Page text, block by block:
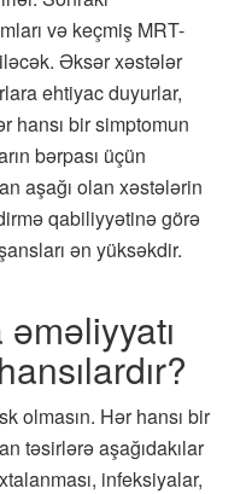
və keçmiş MRT-
Əksər xəstələr
ehtiyac duyurlar,
hansı bir simptomun
bərpası üçün
aşağı olan xəstələrin
qabiliyyətinə görə
ən yüksəkdir.
olmasın. Hər hansı bir
təsirlərə aşağıdakılar
infeksiyalar,